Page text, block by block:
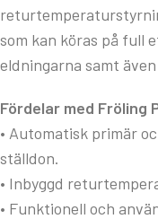
som kan köras på full
eldningarna samt
Fördelar med Fröling
• Automatisk primär
ställdon.
• Inbyggd
• Funktionell och